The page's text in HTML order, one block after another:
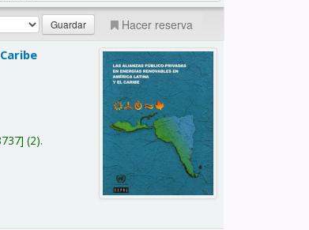
Hacer reserva
(2).